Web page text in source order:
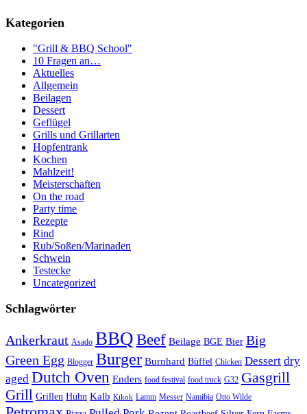
Kategorien
"Grill & BBQ School"
10 Fragen an…
Aktuelles
Allgemein
Beilagen
Dessert
Geflügel
Grills und Grillarten
Hopfentrank
Kochen
Mahlzeit!
Meisterschaften
On the road
Party time
Rezepte
Rind
Rub/Soßen/Marinaden
Schwein
Testecke
Uncategorized
Schlagwörter
Ankerkraut Asado BBQBeef Beilage BGE Bier Big
Green Egg Blogger Burger Burnhard Büffel Chicken Dessert dry
aged Dutch Oven Enders food festival food truck G32 Gasgrill
Grill Grillen Huhn Kalb Kikok Lamm Messer Namibia Otto Wilde